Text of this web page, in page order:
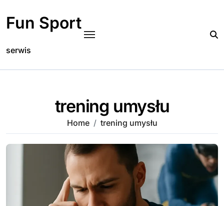
content
Fun Sport
serwis
trening umysłu
Home trening umysłu